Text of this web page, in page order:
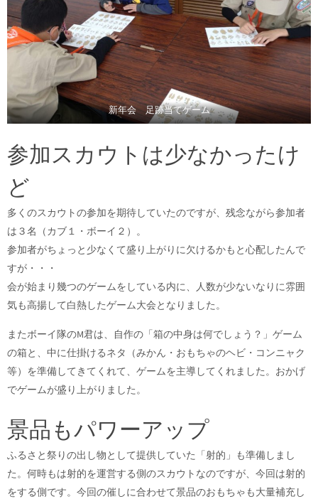
新年会 足跡当てゲーム
参加スカウトは少なかったけ
ど
多くのスカウトの参加を期待していたのですが、残念ながら参加者
は３名（カブ１・ボーイ２）。
参加者がちょっと少なくて盛り上がりに欠けるかもと心配したんで
すが・・・
会が始まり幾つのゲームをしている内に、人数が少ないなりに雰囲
気も高揚して白熱したゲーム大会となりました。
またボーイ隊のM君は、自作の「箱の中身は何でしょう？」ゲーム
の箱と、中に仕掛けるネタ（みかん・おもちゃのヘビ・コンニャク
等）を準備してきてくれて、ゲームを主導してくれました。おかげ
でゲームが盛り上がりました。
景品もパワーアップ
ふるさと祭りの出し物として提供していた「射的」も準備しまし
た。何時もは射的を運営する側のスカウトなのですが、今回は射的
をする側です。今回の催しに合わせて景品のおもちゃも大量補充し